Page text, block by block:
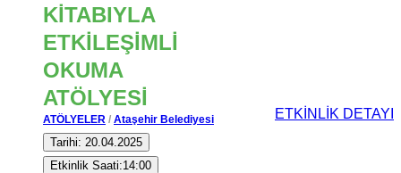
KİTABIYLA
ETKİLEŞİMLİ
OKUMA
ATÖLYESİ
ATÖLYELER / Ataşehir Belediyesi
Tarihi: 20.04.2025
Etkinlik Saati:14:00
ETKİNLİK DETAYI